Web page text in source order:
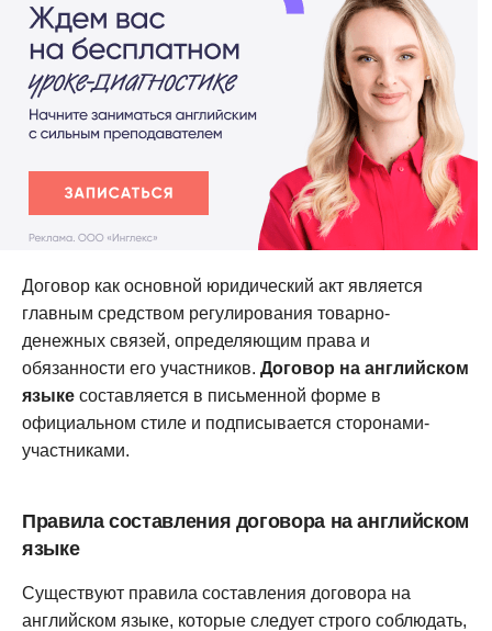
Договор как основной юридический акт является
главным средством регулирования товарно-
денежных связей, определяющим права и
обязанности его участников. Договор на английском
языке составляется в письменной форме в
официальном стиле и подписывается сторонами-
участниками.
Правила составления договора на английском
языке
Существуют правила составления договора на
английском языке, которые следует строго соблюдать,